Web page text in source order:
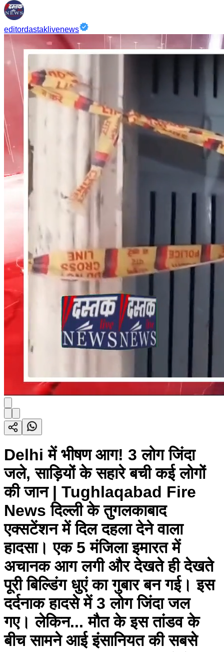
editordastaklivenews
Delhi में भीषण आग! 3 लोग जिंदा
जले, साड़ियों के सहारे बची कई लोगों
की जान | Tughlaqabad Fire
News दिल्ली के तुगलकाबाद
एक्सटेंशन में दिल दहला देने वाला
हादसा। एक 5 मंजिला इमारत में
अचानक आग लगी और देखते ही देखते
पूरी बिल्डिंग धुएं का गुबार बन गई। इस
दर्दनाक हादसे में 3 लोग जिंदा जल
गए। लेकिन... मौत के इस तांडव के
बीच सामने आई इंसानियत की सबसे